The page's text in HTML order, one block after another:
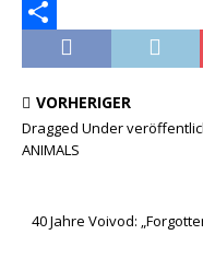
c
o
a
d
E
ll
VORHERIGER
Dragged Under
ANIMALS
40 Jahre Voivod: